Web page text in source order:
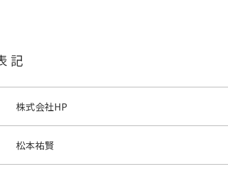
記
株式会社HP
松本祐賢